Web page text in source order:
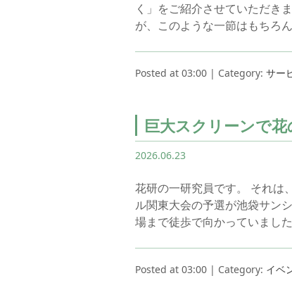
く」をご紹介させていただき
が、このような一節はもちろ
Posted at 03:00 | Category: サー
巨大スクリーンで花
2026.06.23
花研の一研究員です。 それは
ル関東大会の予選が池袋サン
場まで徒歩で向かっていまし
Posted at 03:00 | Category: イベ